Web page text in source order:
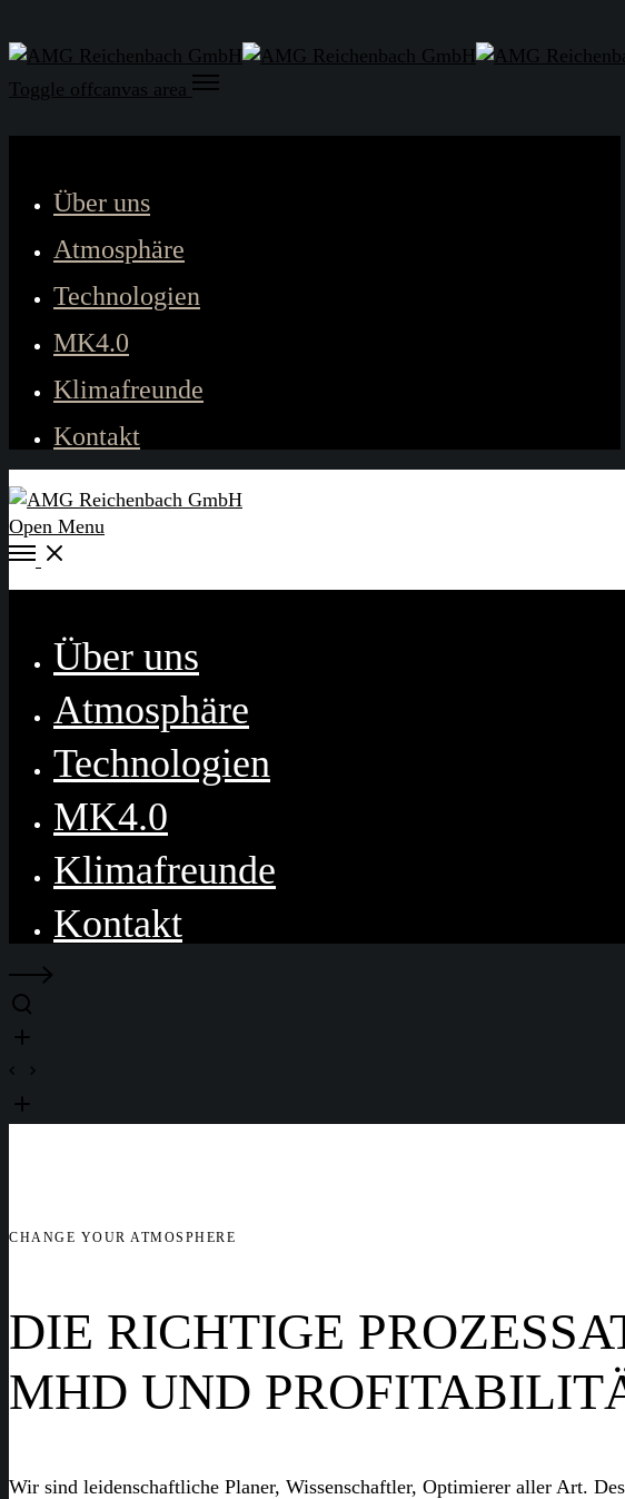
Toggle offcanvas area
Über uns
Atmosphäre
Technologien
MK4.0
Klimafreunde
Kontakt
Open Menu
Über uns
Atmosphäre
Technologien
MK4.0
Klimafreunde
Kontakt
CHANGE YOUR ATMOSPHERE
DIE RICHTIGE
MHD UND
Wir sind leidenschaftliche Planer, Wissenschaftler, Optimierer aller Art.